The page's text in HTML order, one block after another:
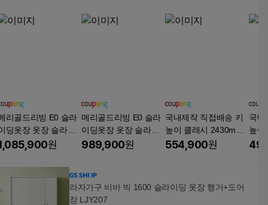
리골드리빙 E0 슬라
딩옷장 옷장 슬라이
장롱 장롱 미닫이옷
드장롱 이불장 4통
부형, LPM 백색
원
메리골드리빙 E0 슬라
이딩옷장 옷장 슬라이
딩장롱 장롱 미닫이옷
일반형, LPM 백색
989,900원
국내제작 직접배송 키
높이 클래시 2430mm
슬라이딩 장롱 옷장 이
554,900원
국내
높이
슬라
라자가구 비바 빅 1600 슬라이딩 옷장 행거+도어
장 LJY207